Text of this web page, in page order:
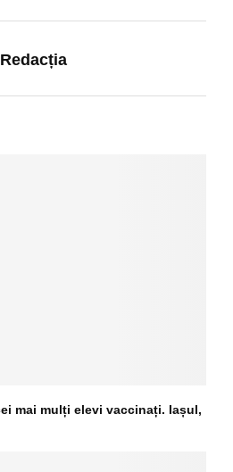
Redacția
mai mulți elevi vaccinați. Iașul,